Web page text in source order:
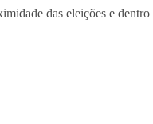
das eleições e